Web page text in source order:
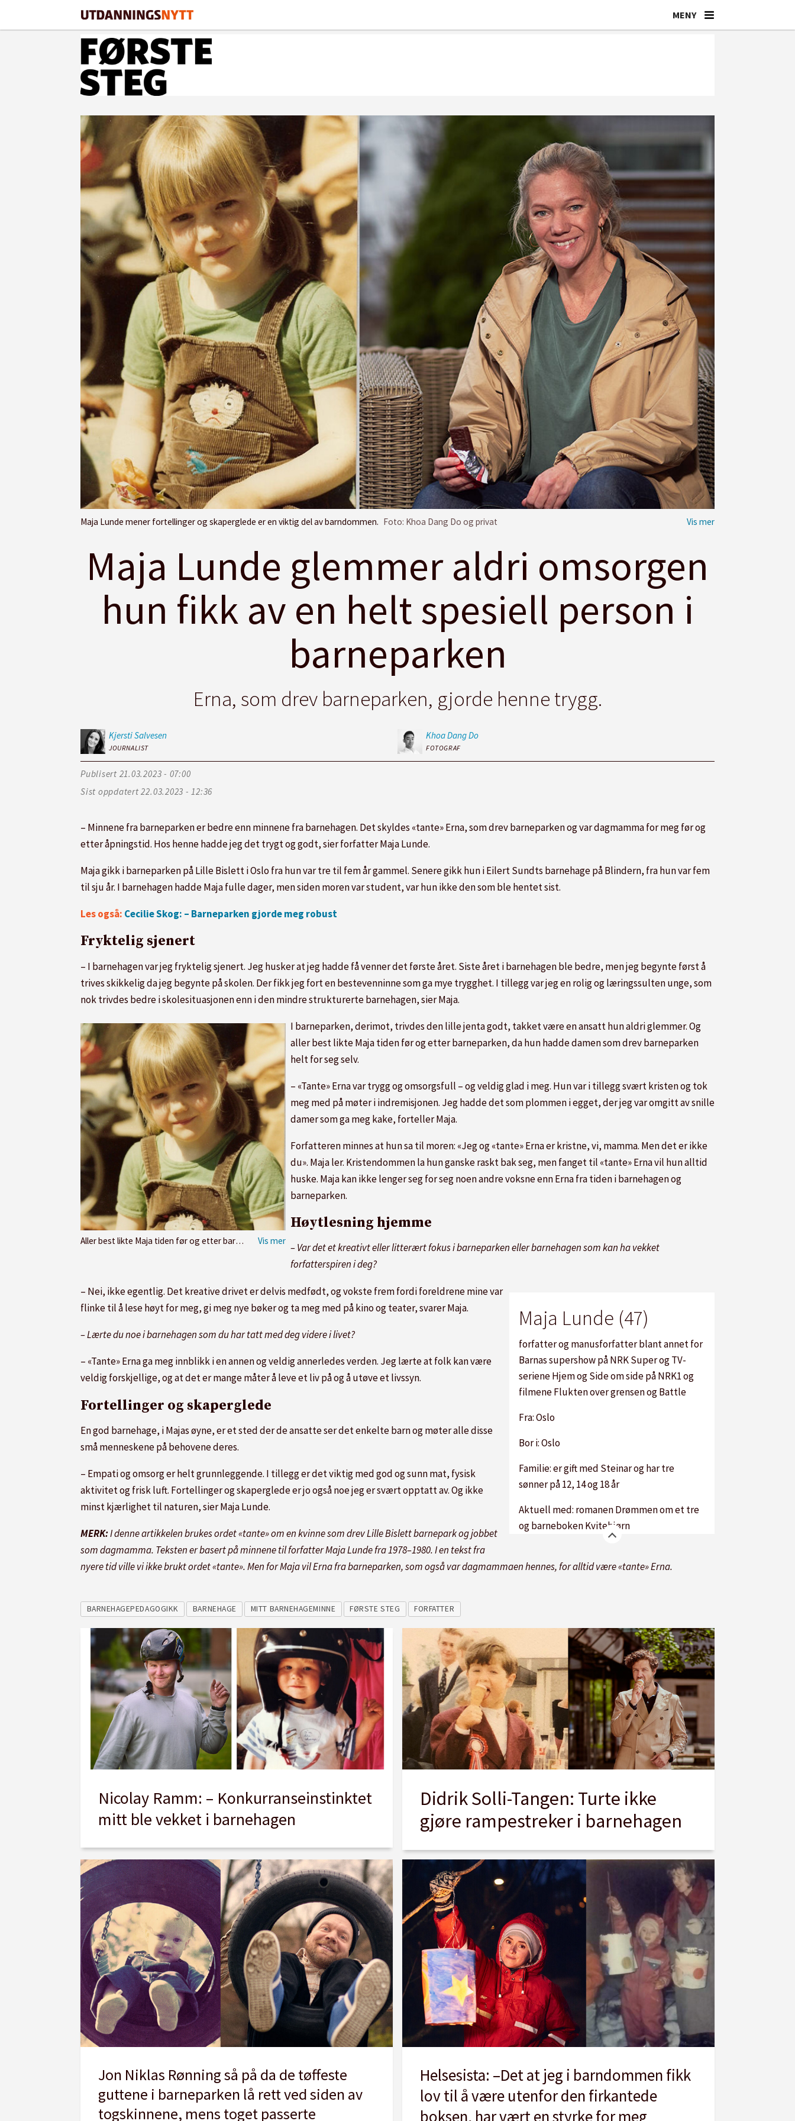
Maja Lunde mener fortellinger og skaperglede er en viktig del av barndommen. Foto: Khoa Dang Do og privat
Maja Lunde glemmer aldri omsorgen
hun fikk av en helt spesiell person i
barneparken
Erna, som drev barneparken, gjorde henne trygg.
KjerstiSalvesen
JOURNALIST
KhoaDang Do
FOTOGRAF
Publisert
21.03.2023 - 07:00
Sist oppdatert
22.03.2023 - 12:36
– Minnene fra barneparken er bedre enn minnene fra barnehagen. Det skyldes «tante» Erna, som drev barneparken og var dagmamma for meg før og
etter åpningstid. Hos henne hadde jeg det trygt og godt, sier forfatter Maja Lunde.
Maja gikk i barneparken på Lille Bislett i Oslo fra hun var tre til fem år gammel. Senere gikk hun i Eilert Sundts barnehage på Blindern, fra hun var fem
til sju år. I barnehagen hadde Maja fulle dager, men siden moren var student, var hun ikke den som ble hentet sist.
Les også: Cecilie Skog: – Barneparken gjorde meg robust
Fryktelig sjenert
– I barnehagen var jeg fryktelig sjenert. Jeg husker at jeg hadde få venner det første året. Siste året i barnehagen ble bedre, men jeg begynte først å
trives skikkelig da jeg begynte på skolen. Der fikk jeg fort en bestevenninne som ga mye trygghet. I tillegg var jeg en rolig og læringssulten unge, som
nok trivdes bedre i skolesituasjonen enn i den mindre strukturerte barnehagen, sier Maja.
Aller best likte Maja tiden før og etter barneparken. Da var Erna, som også drev barneparken, Majas dagmamma. Maja husker henne som omsorgsfull og trygg.
I barneparken, derimot, trivdes den lille jenta godt, takket være en ansatt hun aldri glemmer. Og
aller best likte Maja tiden før og etter barneparken, da hun hadde damen som drev barneparken
helt for seg selv.
– «Tante» Erna var trygg og omsorgsfull – og veldig glad i meg. Hun var i tillegg svært kristen og tok
meg med på møter i indremisjonen. Jeg hadde det som plommen i egget, der jeg var omgitt av snille
damer som ga meg kake, forteller Maja.
Forfatteren minnes at hun sa til moren: «Jeg og «tante» Erna er kristne, vi, mamma. Men det er ikke
du». Maja ler. Kristendommen la hun ganske raskt bak seg, men fanget til «tante» Erna vil hun alltid
huske. Maja kan ikke lenger seg for seg noen andre voksne enn Erna fra tiden i barnehagen og
barneparken.
Høytlesning hjemme
– Var det et kreativt eller litterært fokus i barneparken eller barnehagen som kan ha vekket
forfatterspiren i deg?
Maja Lunde (47)
forfatter og manusforfatter blant annet for
Barnas supershow på NRK Super og TV-
seriene Hjem og Side om side på NRK1 og
filmene Flukten over grensen og Battle
Fra: Oslo
Bor i: Oslo
Familie: er gift med Steinar og har tre
sønner på 12, 14 og 18 år
Aktuell med: romanen Drømmen om et tre
og barneboken Kvitebjørn
– Nei, ikke egentlig. Det kreative drivet er delvis medfødt, og vokste frem fordi foreldrene mine var
flinke til å lese høyt for meg, gi meg nye bøker og ta meg med på kino og teater, svarer Maja.
– Lærte du noe i barnehagen som du har tatt med deg videre i livet?
– «Tante» Erna ga meg innblikk i en annen og veldig annerledes verden. Jeg lærte at folk kan være
veldig forskjellige, og at det er mange måter å leve et liv på og å utøve et livssyn.
Fortellinger og skaperglede
En god barnehage, i Majas øyne, er et sted der de ansatte ser det enkelte barn og møter alle disse
små menneskene på behovene deres.
– Empati og omsorg er helt grunnleggende. I tillegg er det viktig med god og sunn mat, fysisk
aktivitet og frisk luft. Fortellinger og skaperglede er jo også noe jeg er svært opptatt av. Og ikke
minst kjærlighet til naturen, sier Maja Lunde.
MERK:I denne artikkelen brukes ordet «tante» om en kvinne som drev Lille Bislett barnepark og jobbet
som dagmamma. Teksten er basert på minnene til forfatter Maja Lunde fra 1978–1980. I en tekst fra
nyere tid ville vi ikke brukt ordet «tante». Men for Maja vil Erna fra barneparken, som også var dagmammaen hennes, for alltid være «tante» Erna.
BARNEHAGEPEDAGOGIKK BARNEHAGE MITT BARNEHAGEMINNE FØRSTE STEG FORFATTER
Nicolay Ramm: – Konkurranseinstinktet
mitt ble vekket i barnehagen
Didrik Solli-Tangen: Turte ikke
gjøre rampestreker i barnehagen
Jon Niklas Rønning så på da de tøffeste
guttene i barneparken lå rett ved siden av
togskinnene, mens toget passerte
Helsesista: –Det at jeg i barndommen fikk
lov til å være utenfor den firkantede
boksen, har vært en styrke for meg